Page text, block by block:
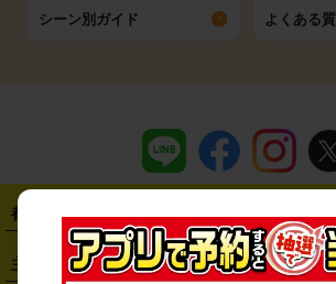
シーン別ガイド よくある
都道府県から探す
・ 北海道 ・青森県 ・岩手県 ・宮城県 ・
主要駅から探す